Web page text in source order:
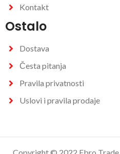
Kontakt
Ostalo
Dostava
Česta pitanja
Pravila privatnosti
Uslovi i pravila prodaje